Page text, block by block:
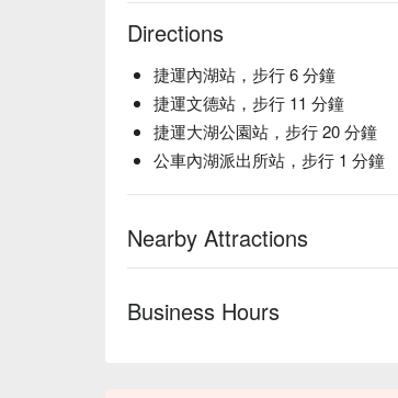
Directions
捷運內湖站，步行 6 分鐘
捷運文德站，步行 11 分鐘
捷運大湖公園站，步行 20 分鐘
公車內湖派出所站，步行 1 分鐘
Nearby Attractions
Business Hours